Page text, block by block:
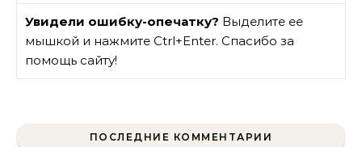
Увидели ошибку-опечатку? Выделите ее
мышкой и нажмите Ctrl+Enter. Спасибо за
помощь сайту!
ПОСЛЕДНИЕ КОММЕНТАРИИ